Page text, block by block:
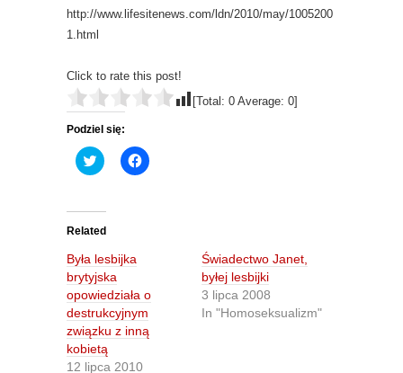
http://www.lifesitenews.com/ldn/2010/may/1005200
1.html
Click to rate this post!
[Total: 0 Average: 0]
Podziel się:
C
l
t
o
s
a
r
e
o
n
T
w
i
t
t
C
l
o
n
F
a
Related
Była lesbijka
brytyjska
opowiedziała o
destrukcyjnym
związku z inną
kobietą
12 lipca 2010
Świadectwo Janet,
byłej lesbijki
3 lipca 2008
In "Homoseksualizm"